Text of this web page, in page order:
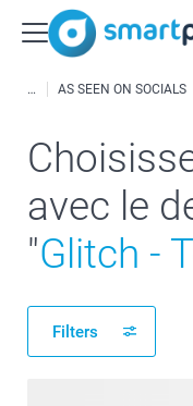
AS SEEN ON SOCIALS
avec le
"Glitch -
Filters